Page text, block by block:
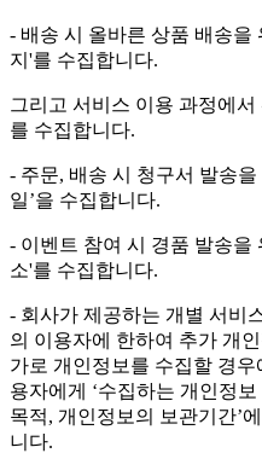
- 배송 시 올바른 상품 배송을
지'를 수집합니다.
그리고 서비스 이용 과정에
를 수집합니다.
- 주문, 배송 시 청구서 발송을
일’을 수집합니다.
- 이벤트 참여 시 경품 발송을
소'를 수집합니다.
- 회사가 제공하는 개별 서비
의 이용자에 한하여 추가 개
가로 개인정보를 수집할 경우
용자에게 ‘수집하는 개인정
목적, 개인정보의 보관기간’
니다.